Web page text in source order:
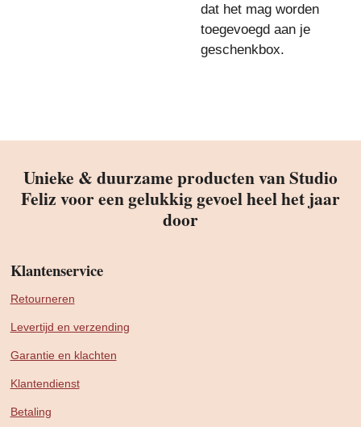
dat het mag worden
toegevoegd aan je
geschenkbox.
Unieke & duurzame producten van Studio
Feliz voor een gelukkig gevoel heel het jaar
door
Klantenservice
Retourneren
Levertijd en verzending
Garantie en klachten
Klantendienst
Betaling